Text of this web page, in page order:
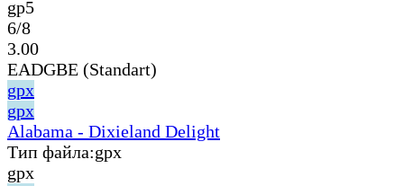
gp5
6/8
3.00
EADGBE (Standart)
gpx
gpx
Alabama - Dixieland Delight
Тип файла:gpx
gpx